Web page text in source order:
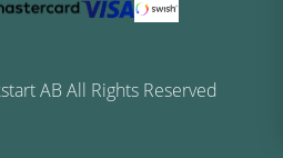
AB All Rights Reserved